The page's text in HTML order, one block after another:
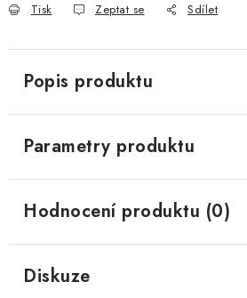
Tisk Zeptat se Sdílet
Popis produktu
Parametry produktu
Hodnocení produktu (0)
Diskuze